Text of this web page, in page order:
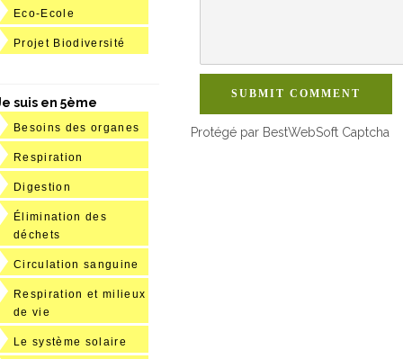
SUBMIT COMMENT
Protégé par BestWebSoft Captcha
Eco-Ecole
Projet Biodiversité
suis en 5ème
Besoins des organes
Respiration
Digestion
Élimination des
déchets
Circulation sanguine
Respiration et milieux
de vie
Le système solaire